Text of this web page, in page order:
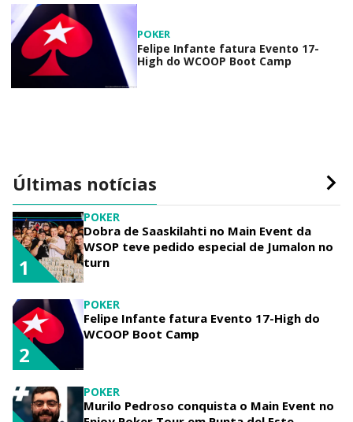
POKER
Felipe Infante fatura Evento 17-
High do WCOOP Boot Camp
Últimas notícias
POKER
Dobra de Saaskilahti no Main Event da
WSOP teve pedido especial de Jumalon no
turn
1
POKER
Felipe Infante fatura Evento 17-High do
WCOOP Boot Camp
2
POKER
Murilo Pedroso conquista o Main Event no